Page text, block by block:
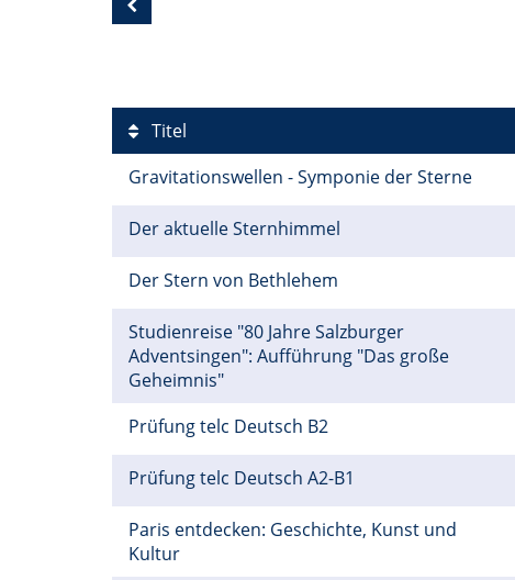
Titel
Gravitationswellen - Symponie der Sterne
Der aktuelle Sternhimmel
Der Stern von Bethlehem
Studienreise "80 Jahre Salzburger
Adventsingen": Aufführung "Das große
Geheimnis"
Prüfung telc Deutsch B2
Prüfung telc Deutsch A2-B1
Paris entdecken: Geschichte, Kunst und
Kultur